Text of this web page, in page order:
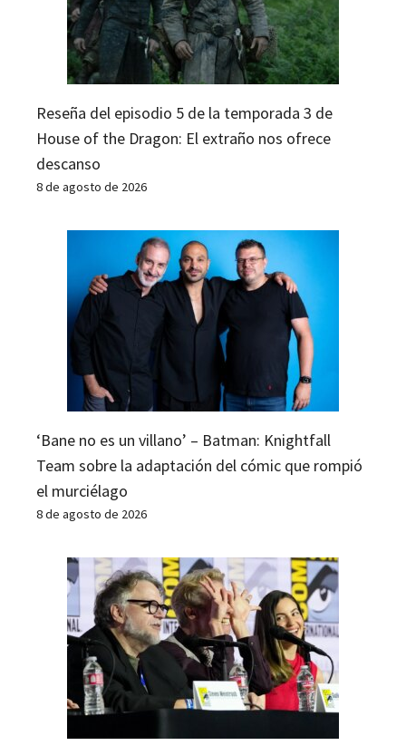
Reseña del episodio 5 de la temporada 3 de
House of the Dragon: El extraño nos ofrece
descanso
8 de agosto de 2026
‘Bane no es un villano’ – Batman: Knightfall
Team sobre la adaptación del cómic que rompió
el murciélago
8 de agosto de 2026